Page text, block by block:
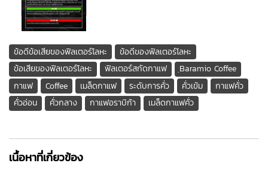
ข้อดีข้อเสียของฟิลเตอร์โลหะ
ข้อดีของฟิลเตอร์โลหะ
ข้อเสียของฟิลเตอร์โลหะ
ฟิลเตอร์สกัดกาแฟ
ฺBaramio Coffee
กาแฟ
Coffee เมล็ดกาแฟ ระดับการคั่ว คั่วเข้ม
กาแฟคั่ว
คั่วอ่อน
คั่วกลาง กาแฟอราบิก้า เมล็ดกาแฟคั่ว
เนื้อหาที่เกี่ยวข้อง